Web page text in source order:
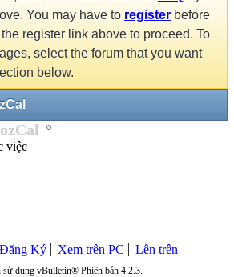
You may have to register before
register link above to proceed. To
select the forum that you want
below.
việc
Đăng Ký Xem trên PC Lên trên
sử dụng vBulletin® Phiên bản 4.2.3.